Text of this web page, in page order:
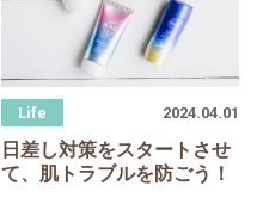
日差し対策をスタートさせ
て、肌トラブルを防ごう！
2024.04.01